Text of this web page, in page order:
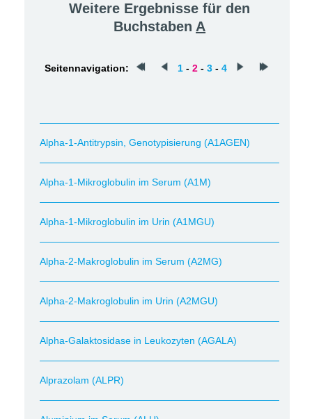
Weitere Ergebnisse für den
Buchstaben A
Seitennavigation: 1 - 2 - 3 - 4
Alpha-1-Antitrypsin, Genotypisierung (A1AGEN)
Alpha-1-Mikroglobulin im Serum (A1M)
Alpha-1-Mikroglobulin im Urin (A1MGU)
Alpha-2-Makroglobulin im Serum (A2MG)
Alpha-2-Makroglobulin im Urin (A2MGU)
Alpha-Galaktosidase in Leukozyten (AGALA)
Alprazolam (ALPR)